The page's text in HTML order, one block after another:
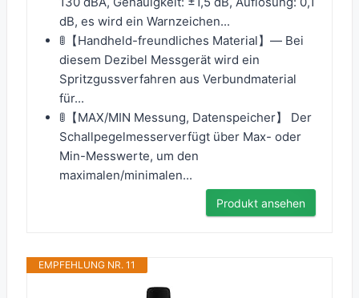
dB, es wird ein Warnzeichen...
🚦【Handheld-freundliches Material】— Bei
diesem Dezibel Messgerät wird ein
Spritzgussverfahren aus Verbundmaterial
für...
🚦【MAX/MIN Messung, Datenspeicher】 Der
Schallpegelmesserverfügt über Max- oder
Min-Messwerte, um den
maximalen/minimalen...
Produkt ansehen
EMPFEHLUNG NR. 11